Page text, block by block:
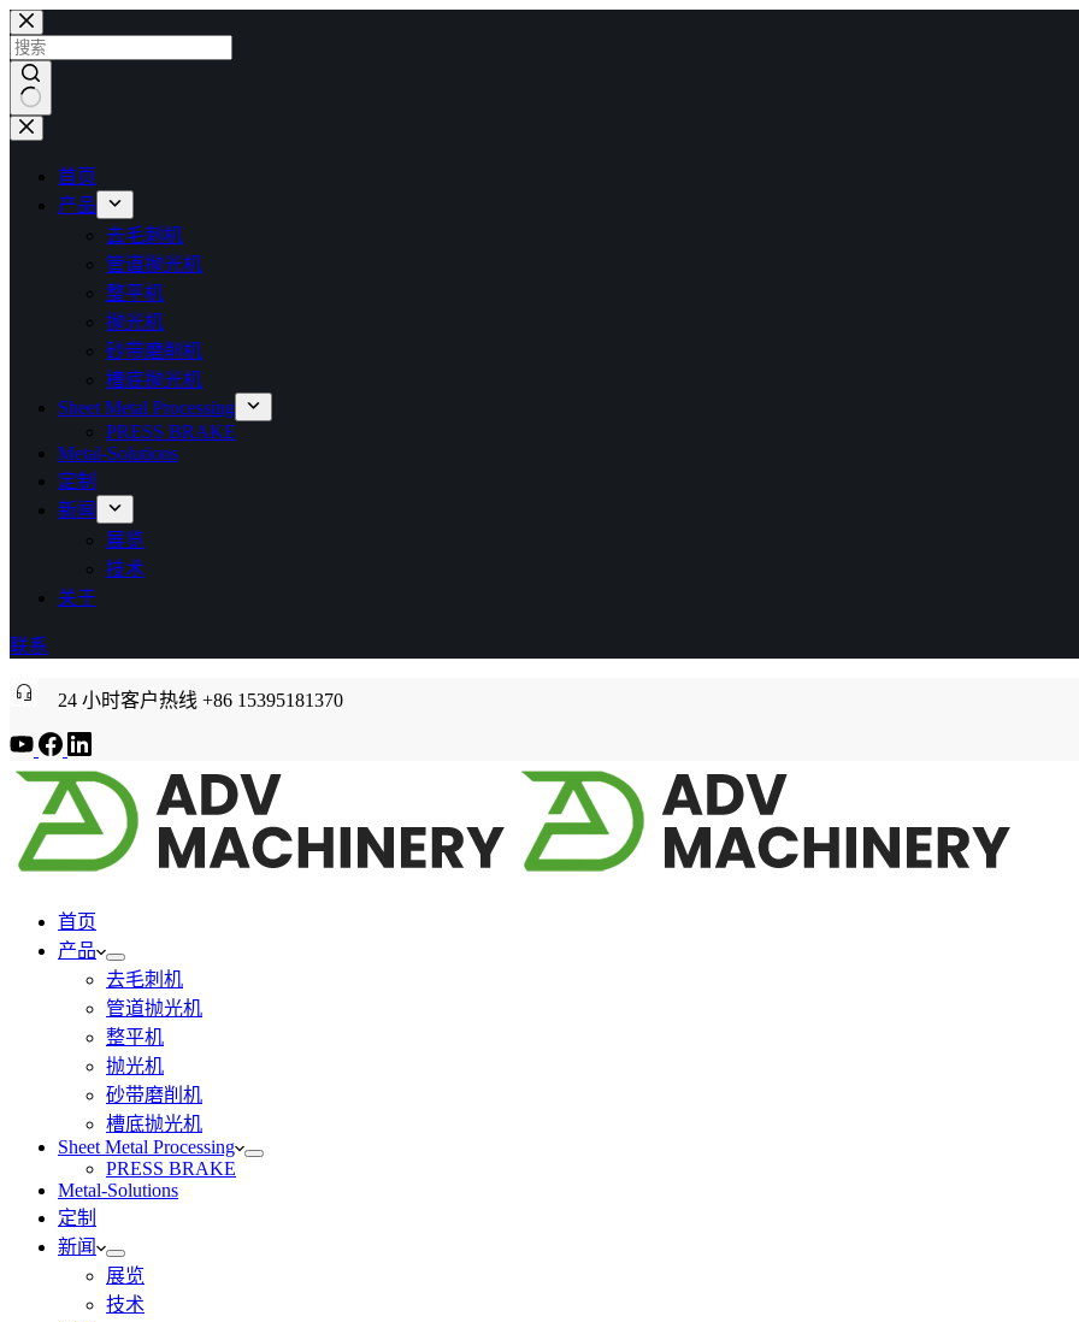
跳
过
内
容
无
首页
产品
去毛刺机
管道抛光机
整平机
抛光机
砂带磨削机
槽底抛光机
Sheet Metal Processing
PRESS BRAKE
Metal-Solutions
定制
新闻
展览
技术
关于
联系
24 小时客户热线 +86 15395181370
首页
产品
去毛刺机
管道抛光机
整平机
抛光机
砂带磨削机
槽底抛光机
Sheet Metal Processing
PRESS BRAKE
Metal-Solutions
定制
新闻
展览
技术